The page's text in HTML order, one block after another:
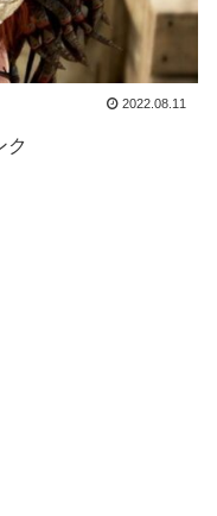
2022.08.11
ク